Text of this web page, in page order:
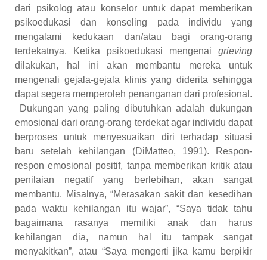
dari psikolog atau konselor untuk dapat memberikan
psikoedukasi dan konseling pada individu yang
mengalami kedukaan dan/atau bagi orang-orang
terdekatnya. Ketika psikoedukasi mengenai grieving
dilakukan, hal ini akan membantu mereka untuk
mengenali gejala-gejala klinis yang diderita sehingga
dapat segera memperoleh penanganan dari profesional.
Dukungan yang paling dibutuhkan adalah dukungan
emosional dari orang-orang terdekat agar individu dapat
berproses untuk menyesuaikan diri terhadap situasi
baru setelah kehilangan (DiMatteo, 1991). Respon-
respon emosional positif, tanpa memberikan kritik atau
penilaian negatif yang berlebihan, akan sangat
membantu. Misalnya, “Merasakan sakit dan kesedihan
pada waktu kehilangan itu wajar”, “Saya tidak tahu
bagaimana rasanya memiliki anak dan harus
kehilangan dia, namun hal itu tampak sangat
menyakitkan”, atau “Saya mengerti jika kamu berpikir